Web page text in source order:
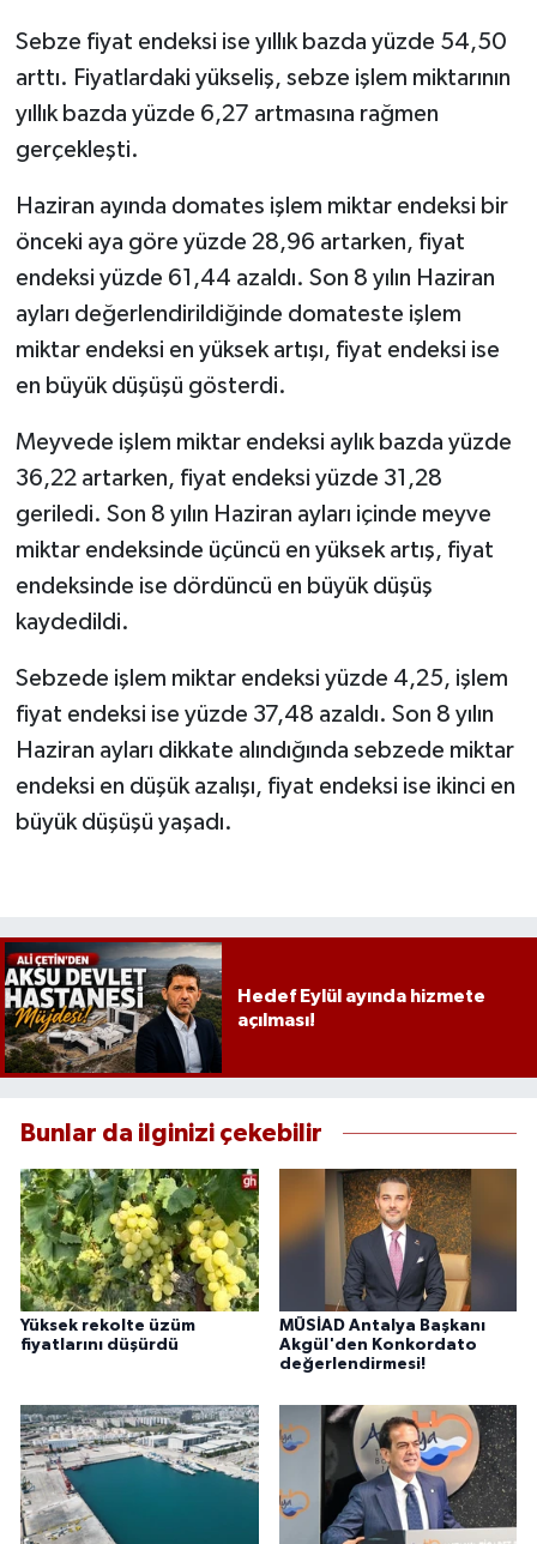
Sebze fiyat endeksi ise yıllık bazda yüzde 54,50
arttı. Fiyatlardaki yükseliş, sebze işlem miktarının
yıllık bazda yüzde 6,27 artmasına rağmen
gerçekleşti.
Haziran ayında domates işlem miktar endeksi bir
önceki aya göre yüzde 28,96 artarken, fiyat
endeksi yüzde 61,44 azaldı. Son 8 yılın Haziran
ayları değerlendirildiğinde domateste işlem
miktar endeksi en yüksek artışı, fiyat endeksi ise
en büyük düşüşü gösterdi.
Meyvede işlem miktar endeksi aylık bazda yüzde
36,22 artarken, fiyat endeksi yüzde 31,28
geriledi. Son 8 yılın Haziran ayları içinde meyve
miktar endeksinde üçüncü en yüksek artış, fiyat
endeksinde ise dördüncü en büyük düşüş
kaydedildi.
Sebzede işlem miktar endeksi yüzde 4,25, işlem
fiyat endeksi ise yüzde 37,48 azaldı. Son 8 yılın
Haziran ayları dikkate alındığında sebzede miktar
endeksi en düşük azalışı, fiyat endeksi ise ikinci en
büyük düşüşü yaşadı.
Hedef Eylül ayında hizmete
açılması!
Bunlar da ilginizi çekebilir
Yüksek rekolte üzüm
fiyatlarını düşürdü
MÜSİAD Antalya Başkanı
Akgül'den Konkordato
değerlendirmesi!